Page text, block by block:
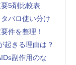
5剤比較表
バロ使い分け
件を整理！
起きる理由は？
副作用のな